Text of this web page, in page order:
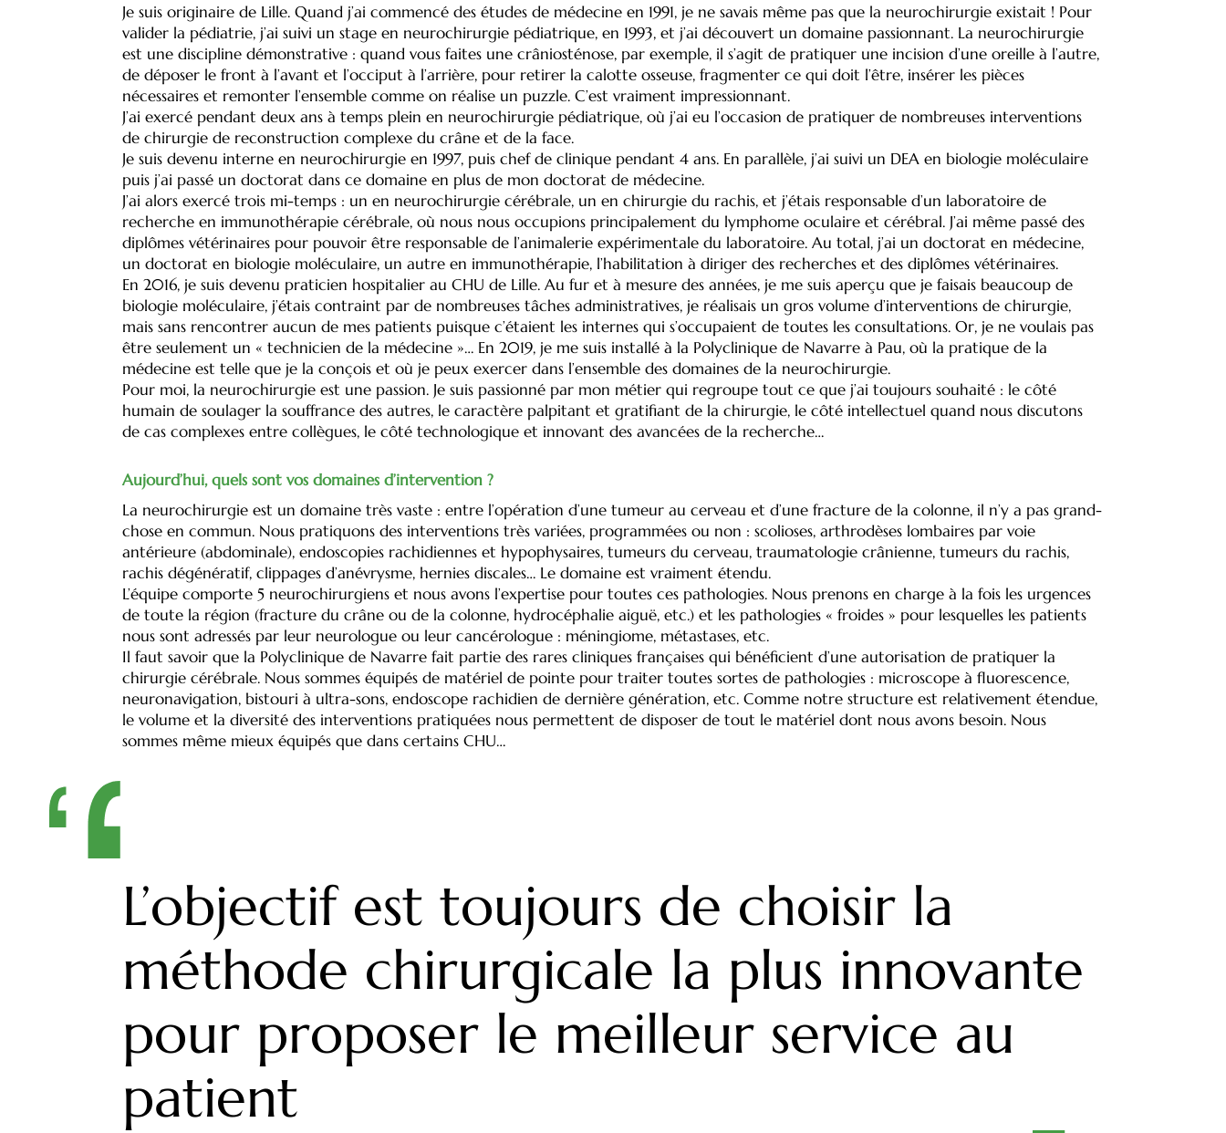
Je suis originaire de Lille. Quand j’ai commencé des études de médecine en 1991, je ne savais même pas que la neurochirurgie existait ! Pour
valider la pédiatrie, j’ai suivi un stage en neurochirurgie pédiatrique, en 1993, et j’ai découvert un domaine passionnant. La neurochirurgie
est une discipline démonstrative : quand vous faites une crâniosténose, par exemple, il s’agit de pratiquer une incision d’une oreille à l’autre,
de déposer le front à l’avant et l’occiput à l’arrière, pour retirer la calotte osseuse, fragmenter ce qui doit l’être, insérer les pièces
nécessaires et remonter l’ensemble comme on réalise un puzzle. C’est vraiment impressionnant.
J’ai exercé pendant deux ans à temps plein en neurochirurgie pédiatrique, où j’ai eu l’occasion de pratiquer de nombreuses interventions
de chirurgie de reconstruction complexe du crâne et de la face.
Je suis devenu interne en neurochirurgie en 1997, puis chef de clinique pendant 4 ans. En parallèle, j’ai suivi un DEA en biologie moléculaire
puis j’ai passé un doctorat dans ce domaine en plus de mon doctorat de médecine.
J’ai alors exercé trois mi-temps : un en neurochirurgie cérébrale, un en chirurgie du rachis, et j’étais responsable d’un laboratoire de
recherche en immunothérapie cérébrale, où nous nous occupions principalement du lymphome oculaire et cérébral. J’ai même passé des
diplômes vétérinaires pour pouvoir être responsable de l’animalerie expérimentale du laboratoire. Au total, j’ai un doctorat en médecine,
un doctorat en biologie moléculaire, un autre en immunothérapie, l’habilitation à diriger des recherches et des diplômes vétérinaires.
En 2016, je suis devenu praticien hospitalier au CHU de Lille. Au fur et à mesure des années, je me suis aperçu que je faisais beaucoup de
biologie moléculaire, j’étais contraint par de nombreuses tâches administratives, je réalisais un gros volume d’interventions de chirurgie,
mais sans rencontrer aucun de mes patients puisque c’étaient les internes qui s’occupaient de toutes les consultations. Or, je ne voulais pas
être seulement un « technicien de la médecine »… En 2019, je me suis installé à la Polyclinique de Navarre à Pau, où la pratique de la
médecine est telle que je la conçois et où je peux exercer dans l’ensemble des domaines de la neurochirurgie.
Pour moi, la neurochirurgie est une passion. Je suis passionné par mon métier qui regroupe tout ce que j’ai toujours souhaité : le côté
humain de soulager la souffrance des autres, le caractère palpitant et gratifiant de la chirurgie, le côté intellectuel quand nous discutons
de cas complexes entre collègues, le côté technologique et innovant des avancées de la recherche…
Aujourd’hui, quels sont vos domaines d’intervention ?
La neurochirurgie est un domaine très vaste : entre l’opération d’une tumeur au cerveau et d’une fracture de la colonne, il n’y a pas grand-
chose en commun. Nous pratiquons des interventions très variées, programmées ou non : scolioses, arthrodèses lombaires par voie
antérieure (abdominale), endoscopies rachidiennes et hypophysaires, tumeurs du cerveau, traumatologie crânienne, tumeurs du rachis,
rachis dégénératif, clippages d’anévrysme, hernies discales… Le domaine est vraiment étendu.
L’équipe comporte 5 neurochirurgiens et nous avons l’expertise pour toutes ces pathologies. Nous prenons en charge à la fois les urgences
de toute la région (fracture du crâne ou de la colonne, hydrocéphalie aiguë, etc.) et les pathologies « froides » pour lesquelles les patients
nous sont adressés par leur neurologue ou leur cancérologue : méningiome, métastases, etc.
Il faut savoir que la Polyclinique de Navarre fait partie des rares cliniques françaises qui bénéficient d’une autorisation de pratiquer la
chirurgie cérébrale. Nous sommes équipés de matériel de pointe pour traiter toutes sortes de pathologies : microscope à fluorescence,
neuronavigation, bistouri à ultra-sons, endoscope rachidien de dernière génération, etc. Comme notre structure est relativement étendue,
le volume et la diversité des interventions pratiquées nous permettent de disposer de tout le matériel dont nous avons besoin. Nous
sommes même mieux équipés que dans certains CHU…
L’objectif est toujours de choisir la
méthode chirurgicale la plus innovante
pour proposer le meilleur service au
patient